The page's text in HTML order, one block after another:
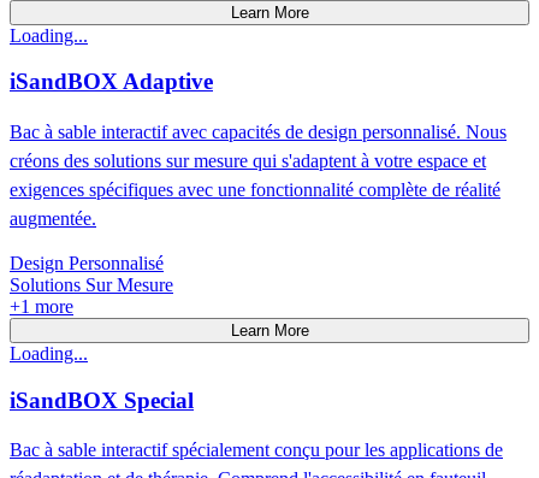
Learn More
Loading...
iSandBOX Adaptive
Bac à sable interactif avec capacités de design personnalisé. Nous
créons des solutions sur mesure qui s'adaptent à votre espace et
exigences spécifiques avec une fonctionnalité complète de réalité
augmentée.
Design Personnalisé
Solutions Sur Mesure
+1 more
Learn More
Loading...
iSandBOX Special
Bac à sable interactif spécialement conçu pour les applications de